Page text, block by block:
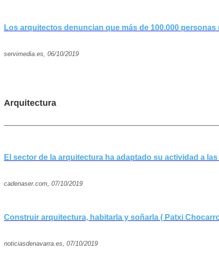
Los arquitectos denuncian que más de 100.000
servimedia.es, 06/10/2019
Arquitectura
El sector de la arquitectura ha adaptado su actividad a
cadenaser.com, 07/10/2019
Construir arquitectura, habitarla y soñarla ( Patxi
noticiasdenavarra.es, 07/10/2019